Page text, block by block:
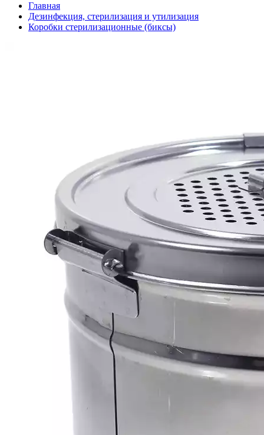
Главная
Дезинфекция, стерилизация и утилизация
Коробки стерилизационные (биксы)